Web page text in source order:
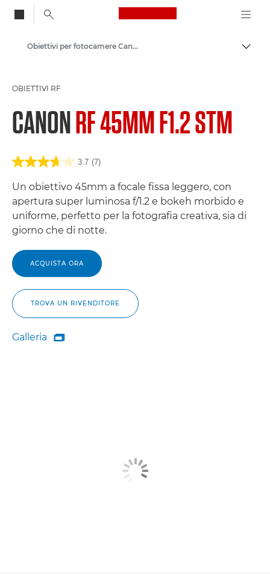
Canon Logo, back
Obiettivi per fotocamere Canon
OBIETTIVI RF
CANONRF 45MM F1.2 STM
3.7 (7)
Un obiettivo 45mm a focale fissa leggero, con
apertura super luminosa f/1.2 e bokeh morbido e
uniforme, perfetto per la fotografia creativa, sia di
giorno che di notte.
ACQUISTA ORA
TROVA UN RIVENDITORE
Galleria
Galleria
